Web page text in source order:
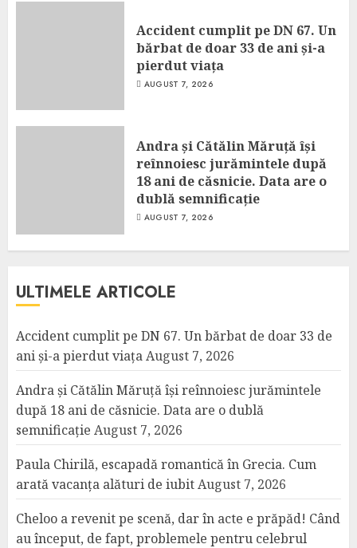
Accident cumplit pe DN 67. Un
bărbat de doar 33 de ani și-a
pierdut viața
AUGUST 7, 2026
Andra și Cătălin Măruță își
reînnoiesc jurămintele după
18 ani de căsnicie. Data are o
dublă semnificație
AUGUST 7, 2026
ULTIMELE ARTICOLE
Accident cumplit pe DN 67. Un bărbat de doar 33 de
ani și-a pierdut viațaAugust 7, 2026
Andra și Cătălin Măruță își reînnoiesc jurămintele
după 18 ani de căsnicie. Data are o dublă
semnificație August 7, 2026
Paula Chirilă, escapadă romantică în Grecia. Cum
arată vacanța alături de iubitAugust 7, 2026
Cheloo a revenit pe scenă, dar în acte e prăpăd! Când
au început, de fapt, problemele pentru celebrul